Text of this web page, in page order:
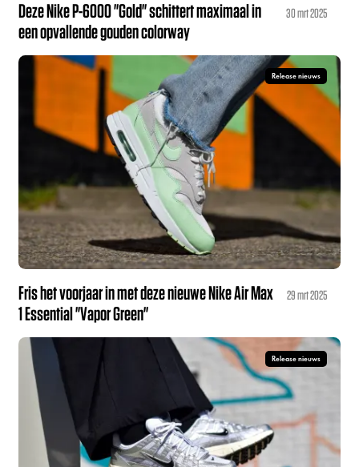
Deze Nike P-6000 "Gold" schittert maximaal in
een opvallende gouden colorway
30 mrt 2025
Release nieuws
Fris het voorjaar in met deze nieuwe Nike Air Max
1 Essential "Vapor Green"
29 mrt 2025
Release nieuws